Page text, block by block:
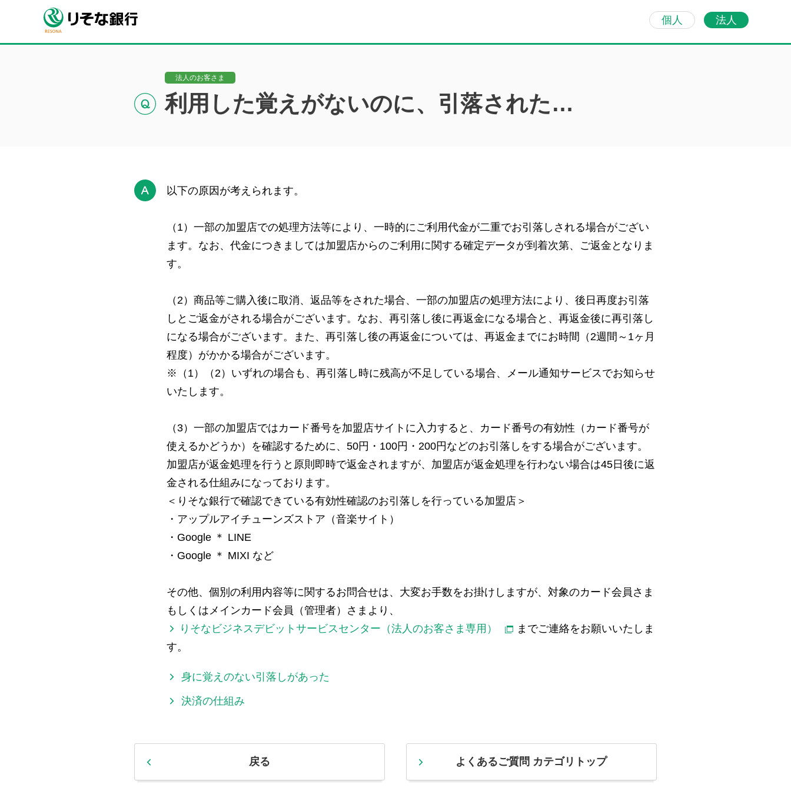
個人 法人
法人のお客さま
利用した覚えがないのに、引落された…
以下の原因が考えられます。
（1）一部の加盟店での処理方法等により、一時的にご利用代金が二重でお引落しされる場合がござい
ます。なお、代金につきましては加盟店からのご利用に関する確定データが到着次第、ご返金となりま
す。
（2）商品等ご購入後に取消、返品等をされた場合、一部の加盟店の処理方法により、後日再度お引落
しとご返金がされる場合がございます。なお、再引落し後に再返金になる場合と、再返金後に再引落し
になる場合がございます。また、再引落し後の再返金については、再返金までにお時間（2週間～1ヶ月
程度）がかかる場合がございます。
※（1）（2）いずれの場合も、再引落し時に残高が不足している場合、メール通知サービスでお知らせ
いたします。
（3）一部の加盟店ではカード番号を加盟店サイトに入力すると、カード番号の有効性（カード番号が
使えるかどうか）を確認するために、50円・100円・200円などのお引落しをする場合がございます。
加盟店が返金処理を行うと原則即時で返金されますが、加盟店が返金処理を行わない場合は45日後に返
金される仕組みになっております。
＜りそな銀行で確認できている有効性確認のお引落しを行っている加盟店＞
・アップルアイチューンズストア（音楽サイト）
・Google ＊ LINE
・Google ＊ MIXI など
その他、個別の利用内容等に関するお問合せは、大変お手数をお掛けしますが、対象のカード会員さま
もしくはメインカード会員（管理者）さまより、
りそなビジネスデビットサービスセンター（法人のお客さま専用）
までご連絡をお願いいたしま
す。
身に覚えのない引落しがあった
決済の仕組み
戻る よくあるご質問 カテゴリトップ